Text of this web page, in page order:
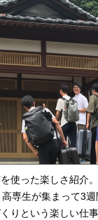
使った楽しさ紹介
専生が集まって3
りという楽しい仕